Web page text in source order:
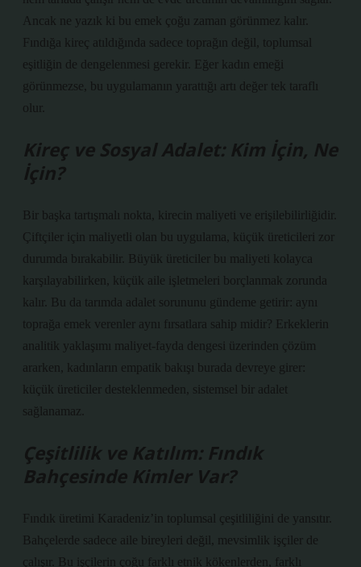
Ancak ne yazık ki bu emek çoğu zaman görünmez kalır.
Fındığa kireç atıldığında sadece toprağın değil, toplumsal
eşitliğin de dengelenmesi gerekir. Eğer kadın emeği
görünmezse, bu uygulamanın yarattığı artı değer tek taraflı
olur.
Kireç ve Sosyal Adalet: Kim İçin, Ne
İçin?
Bir başka tartışmalı nokta, kirecin maliyeti ve erişilebilirliğidir.
Çiftçiler için maliyetli olan bu uygulama, küçük üreticileri zor
durumda bırakabilir. Büyük üreticiler bu maliyeti kolayca
karşılayabilirken, küçük aile işletmeleri borçlanmak zorunda
kalır. Bu da tarımda adalet sorununu gündeme getirir: aynı
toprağa emek verenler aynı fırsatlara sahip midir? Erkeklerin
analitik yaklaşımı maliyet-fayda dengesi üzerinden çözüm
ararken, kadınların empatik bakışı burada devreye girer:
küçük üreticiler desteklenmeden, sistemsel bir adalet
sağlanamaz.
Çeşitlilik ve Katılım: Fındık
Bahçesinde Kimler Var?
Fındık üretimi Karadeniz’in toplumsal çeşitliliğini de yansıtır.
Bahçelerde sadece aile bireyleri değil, mevsimlik işçiler de
çalışır. Bu işçilerin çoğu farklı etnik kökenlerden, farklı